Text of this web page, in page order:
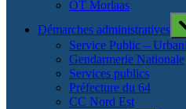
OT Morlaas
Démarches administratives
Service Public –
Gendarmerie Nationale
Services publics
Préfecture du 64
CC Nord Est